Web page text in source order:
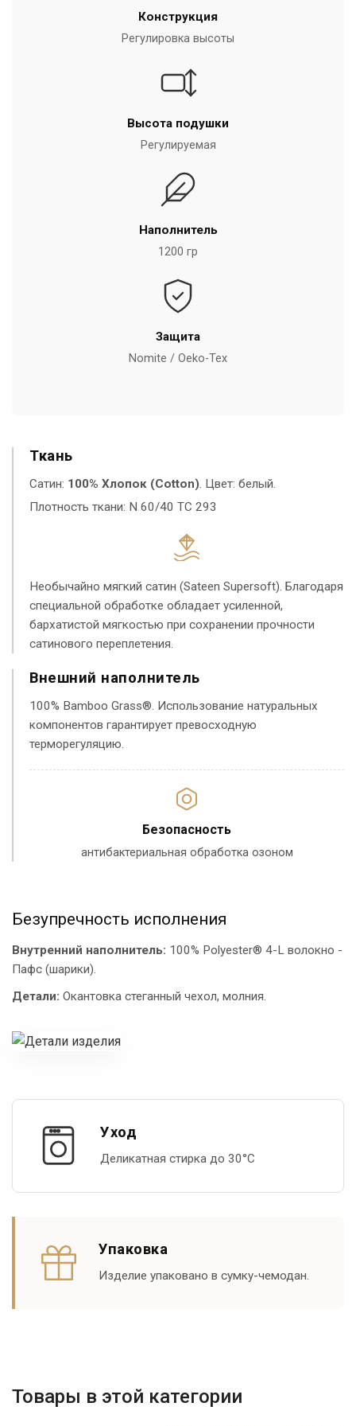
Конструкция
Регулировка высоты
Высота подушки
Регулируемая
Наполнитель
1200 гр
Защита
Nomite / Oeko-Tex
Ткань
Сатин: 100% Хлопок (Cotton). Цвет: белый.
Плотность ткани: N 60/40 TC 293
Необычайно мягкий сатин (Sateen Supersoft). Благодаря
специальной обработке обладает усиленной,
бархатистой мягкостью при сохранении прочности
сатинового переплетения.
Внешний наполнитель
100% Bamboo Grass®. Использование натуральных
компонентов гарантирует превосходную
терморегуляцию.
Безопасность
антибактериальная обработка озоном
Безупречность исполнения
Внутренний наполнитель: 100% Polyester® 4-L волокно -
Пафс (шарики).
Детали: Окантовка стеганный чехол, молния.
Уход
Деликатная стирка до 30°С
Упаковка
Изделие упаковано в сумку-чемодан.
Товары в этой категории